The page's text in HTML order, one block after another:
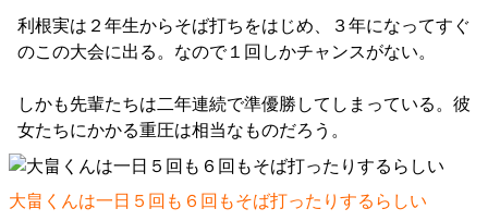
利根実は２年生からそば打ちをはじめ、３年になってすぐ
のこの大会に出る。なので１回しかチャンスがない。
しかも先輩たちは二年連続で準優勝してしまっている。彼
女たちにかかる重圧は相当なものだろう。
大畠くんは一日５回も６回もそば打ったりするらしい